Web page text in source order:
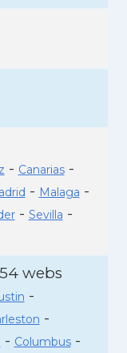
- Canarias-
- Malaga -
- Sevilla -
webs
-
-
- Columbus-